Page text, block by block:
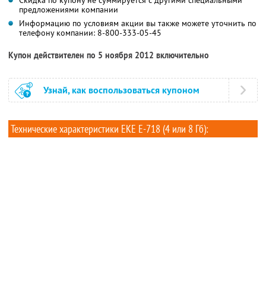
предложениями компании
Информацию по условиям акции вы также можете уточнить по
телефону компании: 8-800-333-05-45
Купон действителен по 5 ноября 2012 включительно
Узнай, как воспользоваться купоном
Технические характеристики EKE E-718 (4 или 8 Гб):